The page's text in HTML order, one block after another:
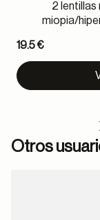
2 lentillas
miopia/
19.5 €
Otros